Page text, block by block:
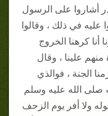
أشاروا على الرسول
عليه في ذلك ، وقالوا
كرهنا الخروج
منهم علينا ، وقال
الجنة ، فوالذي
صلى الله عليه وسلم
ولا أفر يوم الزحف